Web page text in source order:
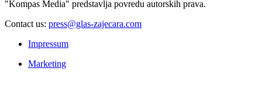
"Kompas Media" predstavlja povredu autorskih prava.
Contact us: press@glas-zajecara.com
Impressum
Marketing